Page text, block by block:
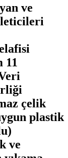
ve
11
çelik
plastik
ve